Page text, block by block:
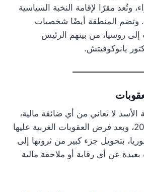
وتُعد مقرًا لإقامة النخبة السياسية
وتضم المنطقة أيضًا شخصيات
روسيا، من بينهم الرئيس
يانوكوفيتش.
الأسد لا تعاني من أي ضائقة مالية،
إذ قامت منذ عام 2011، وبعد فرض العقوبات الغربية عليها
بتحويل جزء كبير من ثروتها إلى
عن أي رقابة أو ملاحقة مالية